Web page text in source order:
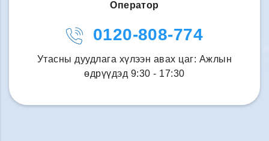
Оператор
0120-808-774
Утасны дуудлага хүлээн авах цаг: Ажлын
өдрүүдэд 9:30 - 17:30